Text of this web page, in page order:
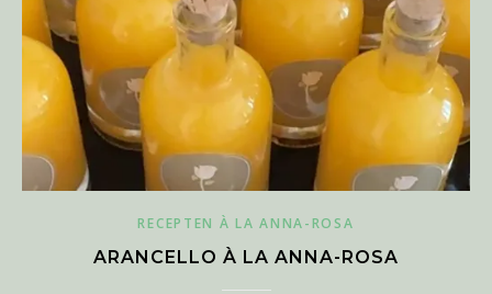
RECEPTEN À LA ANNA-ROSA
ARANCELLO À LA ANNA-ROSA